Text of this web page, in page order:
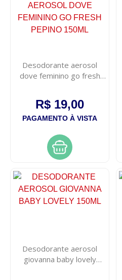
Desodorante aerosol
dove feminino go fresh
R$ 19,00
PAGAMENTO À VISTA
Desodorante aerosol
giovanna baby lovely